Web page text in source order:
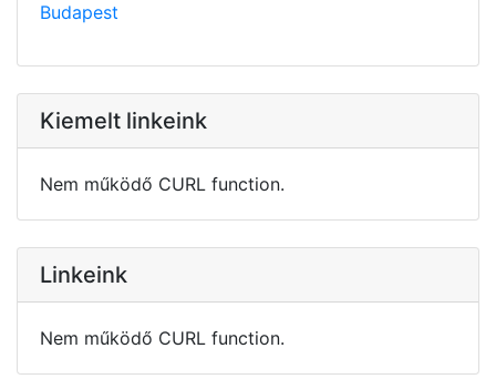
Budapest
Kiemelt linkeink
Nem működő CURL function.
Linkeink
Nem működő CURL function.